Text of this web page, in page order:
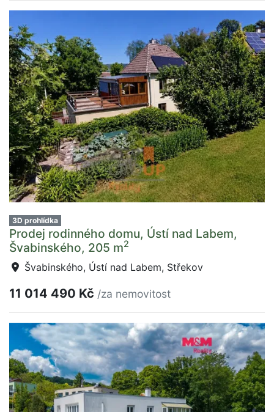
3D prohlídka
Prodej rodinného domu, Ústí nad Labem,
Švabinského, 205 m2
Švabinského, Ústí nad Labem, Střekov
11 014 490 Kč /za nemovitost